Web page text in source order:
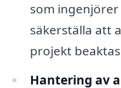
som
säkerställa att
projekt
Hantering av